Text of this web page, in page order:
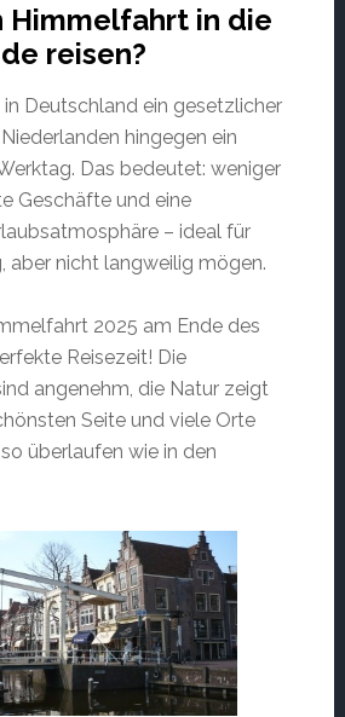
Himmelfahrt in die
reisen?
Deutschland ein gesetzlicher
hingegen ein
Das bedeutet: weniger
Geschäfte und eine
– ideal für
aber nicht langweilig mögen.
2025 am Ende des
Reisezeit! Die
angenehm, die Natur zeigt
Seite und viele Orte
überlaufen wie in den